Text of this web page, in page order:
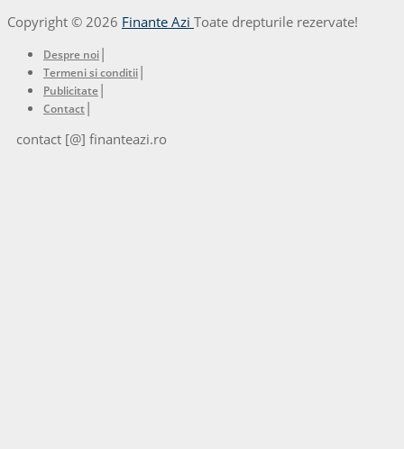
Copyright © 2026 Finante Azi Toate drepturile rezervate!
Despre noi|
Termeni si conditii|
Publicitate|
Contact|
contact [@] finanteazi.ro